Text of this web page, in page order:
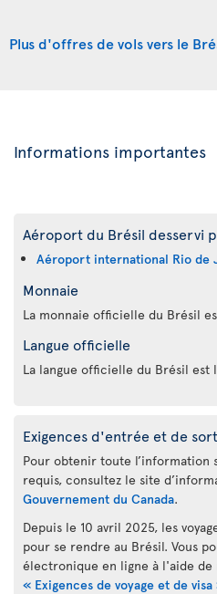
Plus d'offres de vols vers le
Informations importantes
Aéroport du Brésil desservi
Aéroport international Rio de
Monnaie
La monnaie officielle du Brésil
Langue officielle
La langue officielle du Brésil est
Exigences d'entrée et de
Pour obtenir toute l’information
requis, consultez le site
Gouvernement du Canada.
Depuis le 10 avril 2025, les
pour se rendre au Brésil. Vous
électronique en ligne à l'aide
Exigences de voyage et de visa